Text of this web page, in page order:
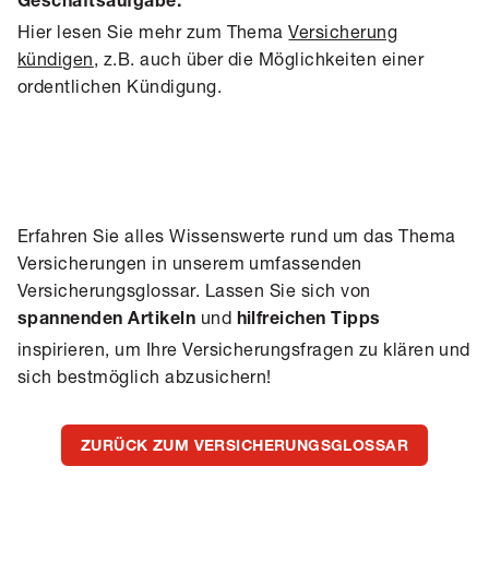
Geschäftsaufgabe.
Hier lesen Sie mehr zum ThemaVersicherung
kündigen, z.B. auch über die Möglichkeiten einer
ordentlichen Kündigung.
Erfahren Sie alles Wissenswerte rund um das Thema
Versicherungen in unserem umfassenden
Versicherungsglossar. Lassen Sie sich von
spannenden Artikeln und hilfreichen Tipps
inspirieren, um Ihre Versicherungsfragen zu klären und
sich bestmöglich abzusichern!
ZURÜCK ZUM VERSICHERUNGSGLOSSAR